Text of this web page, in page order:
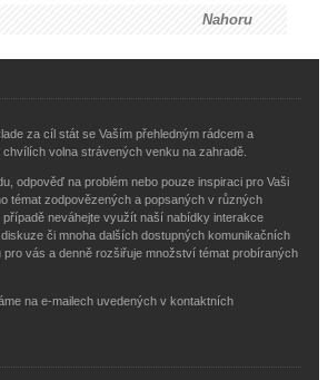
Nahoru
za cíl stát se Vaším přehledným rádcem a
volna strávených venku na zahradě.
odpověď na problém nebo pouze inspiraci pro Vaši
témat zodpovězených a popsaných v různých
neváhejte využít naší nabídky interakce
či mnoha dalších dostupných komunikačních
pro vás a denně rozšiřuje množství témat probíraných
na e-mailech uvedených v kontaktních